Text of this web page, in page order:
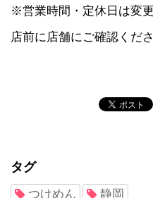
※営業時間・定休日は変
店前に店舗にご確認くださ
タグ
つけめん 静岡